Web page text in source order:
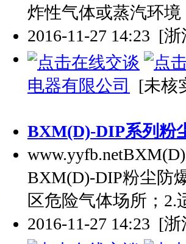
炸性气体或蒸汽环境
2016-11-27 14:23 [浙
电器有限公司 [未核
BXM(D)-DIP系列粉
BXM(D)-DIP粉尘防
区危险气体场所；
2016-11-27 14:23 [浙